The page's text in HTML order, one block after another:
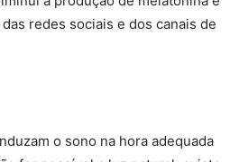
redes sociais e dos canais de
o sono na hora adequada